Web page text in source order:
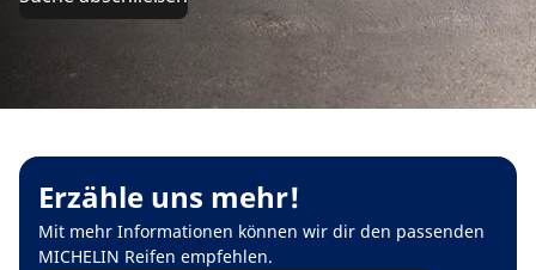
Erzähle uns mehr!
Mit mehr Informationen können wir dir den passenden
MICHELIN Reifen empfehlen.